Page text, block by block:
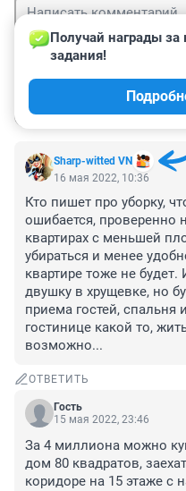
Sharp-witted VN
Получай награды за
задания!
16 мая 2022, 10:36
Кто пишет про уборку,
ошибается, проверенно
квартирах с меньшей
убираться и менее
квартире тоже не
двушку в хрущевке, но
приема гостей, спальня
гостинице какой то,
возможно...
ОТВЕТИТЬ
Гость
15 мая 2022, 23:46
За 4 миллиона можно
дом 80 квадратов,
коридоре на 15 этаже с